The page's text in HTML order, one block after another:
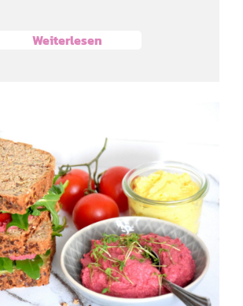
Weiterlesen
mit
und Rote
Hummus
Dips & Fingerfood